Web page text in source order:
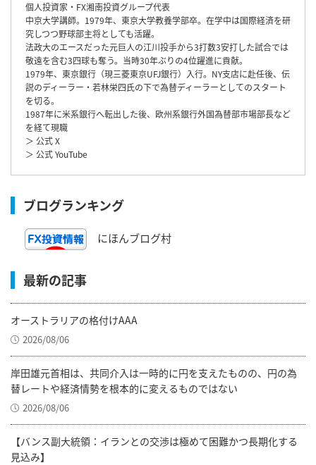
個人投資家・FX湘南投資グループ代表
中京大学講師。1979年、東京大学教養学部卒。在学中は国際経済を研
究しつつ野球部主将としても活躍。
法政大のエースだった元巨人の江川投手から3打数3安打した試合では
敬遠を含む3四球も奪う。当時30年ぶりの4位躍進に貢献。
1979年、東京銀行（現三菱東京UFJ銀行）入行。NY支店に赴任後、伝
説のディーラー・若林栄四氏の下で為替ディーラーとしてのスタート
を切る。
1987年に米系銀行へ転出した後、欧州系銀行外国為替部市場部長など
を経て現職
＞ 公式 X
＞ 公式 YouTube
ブログランキング
にほんブログ村
最新の記事
オーストラリアの格付けAAA
2026/08/06
岸田雄元首相は、共同介入は一時的に円を支えたものの、円の為
替レートや経済情勢を根本的に変えるものではない
2026/08/06
【バンス副大統領：イランとの交渉は極めて困難かつ長期化する
見込み】